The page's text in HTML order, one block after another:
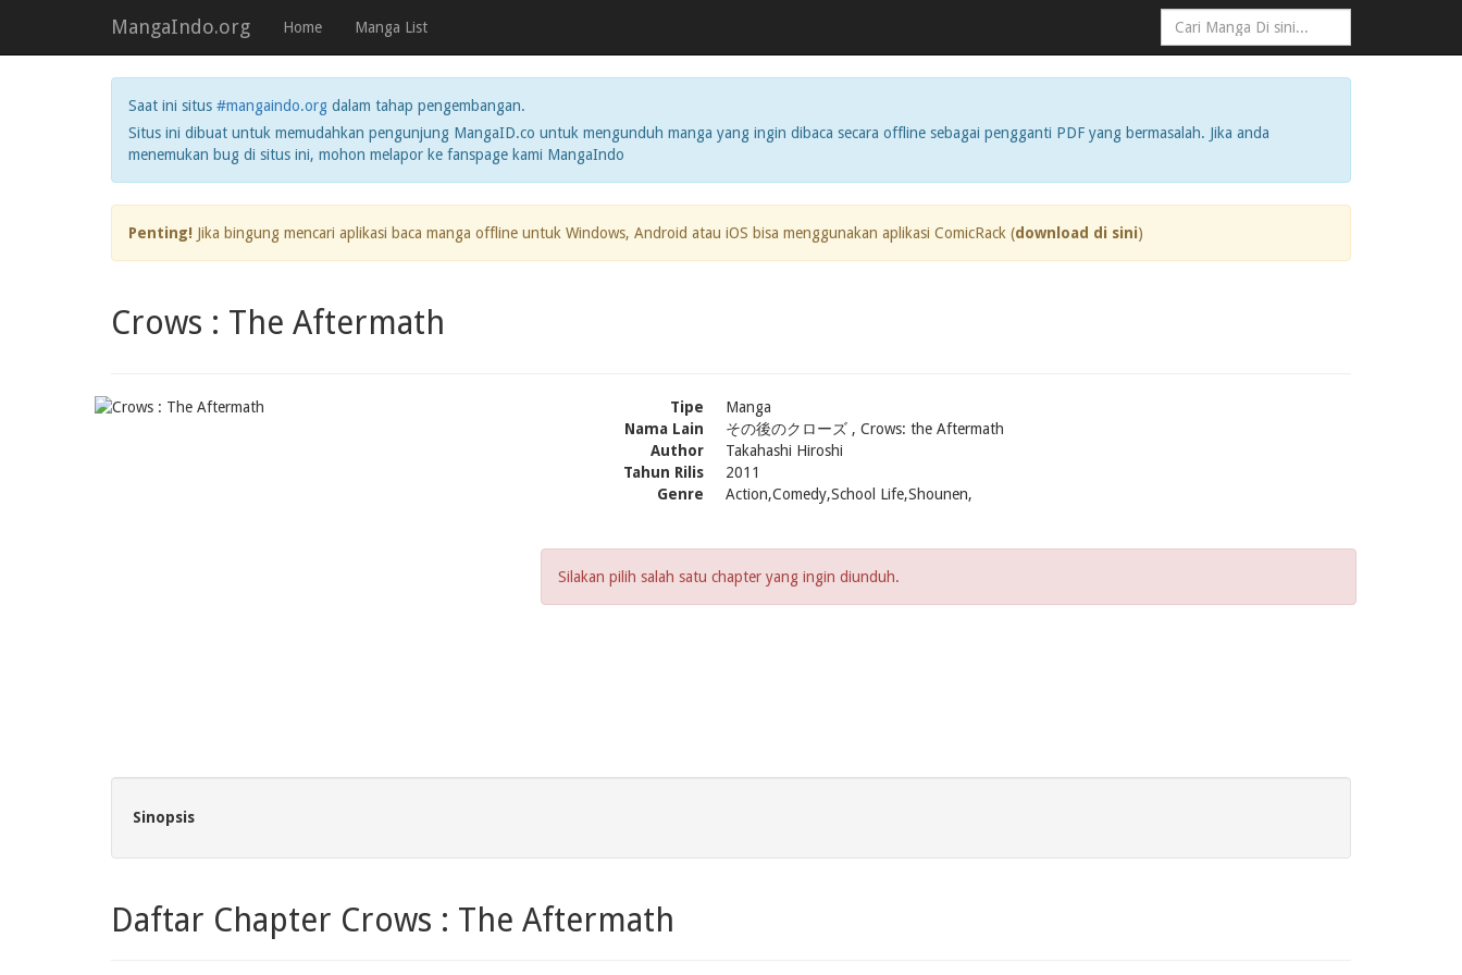
MangaIndo.org Home Manga List
Saat ini situs #mangaindo.org dalam tahap pengembangan.
Situs ini dibuat untuk memudahkan pengunjung MangaID.co untuk mengunduh manga yang ingin dibaca secara offline sebagai pengganti PDF yang bermasalah. Jika anda
menemukan bug di situs ini, mohon melapor ke fanspage kami MangaIndo
Penting! Jika bingung mencari aplikasi baca manga offline untuk Windows, Android atau iOS bisa menggunakan aplikasi ComicRack (download di sini)
Crows : The Aftermath
Tipe
Manga
Nama Lain
その後のクローズ , Crows: the Aftermath
Author
Takahashi Hiroshi
Tahun Rilis
2011
Genre
Action,Comedy,School Life,Shounen,
Silakan pilih salah satu chapter yang ingin diunduh.
Sinopsis
Daftar Chapter Crows : The Aftermath